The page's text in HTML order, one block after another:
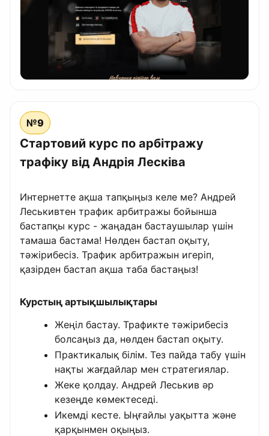
№9
Стартовий курс по арбітражу
трафіку від Андрія Лесківа
Интернетте ақша тапқыңыз келе ме? Андрей
Леськивтен трафик арбитражы бойынша
бастапқы курс - жаңадан бастаушылар үшін
тамаша бастама! Нөлден бастап оқыту,
тәжірибесіз. Трафик арбитражын игеріп,
қазірден бастап ақша таба бастаңыз!
Курстың артықшылықтары
Жеңіл бастау. Трафикте тәжірибесіз
болсаңыз да, нөлден бастап оқыту.
Практикалық білім. Тез пайда табу үшін
нақты жағдайлар мен стратегиялар.
Жеке қолдау. Андрей Леськив әр
кезеңде көмектеседі.
Икемді кесте. Ыңғайлы уақытта және
қарқынмен оқыңыз.